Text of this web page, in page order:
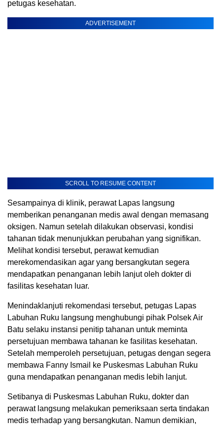
petugas kesehatan.
ADVERTISEMENT
SCROLL TO RESUME CONTENT
Sesampainya di klinik, perawat Lapas langsung
memberikan penanganan medis awal dengan memasang
oksigen. Namun setelah dilakukan observasi, kondisi
tahanan tidak menunjukkan perubahan yang signifikan.
Melihat kondisi tersebut, perawat kemudian
merekomendasikan agar yang bersangkutan segera
mendapatkan penanganan lebih lanjut oleh dokter di
fasilitas kesehatan luar.
Menindaklanjuti rekomendasi tersebut, petugas Lapas
Labuhan Ruku langsung menghubungi pihak Polsek Air
Batu selaku instansi penitip tahanan untuk meminta
persetujuan membawa tahanan ke fasilitas kesehatan.
Setelah memperoleh persetujuan, petugas dengan segera
membawa Fanny Ismail ke Puskesmas Labuhan Ruku
guna mendapatkan penanganan medis lebih lanjut.
Setibanya di Puskesmas Labuhan Ruku, dokter dan
perawat langsung melakukan pemeriksaan serta tindakan
medis terhadap yang bersangkutan. Namun demikian,